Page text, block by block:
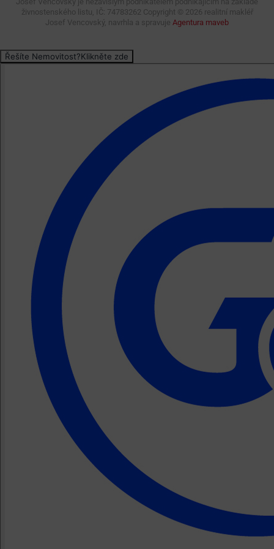
živnostenského listu, IČ: 74783262 Copyright © 2026 realitní makléř
Josef Vencovský, navrhla a spravuje Agentura maveb